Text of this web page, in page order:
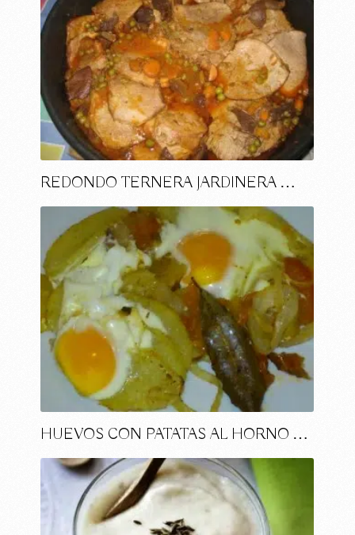
REDONDO TERNERA JARDINERA …
HUEVOS CON PATATAS AL HORNO …